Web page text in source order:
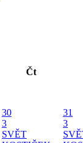
Čt
30
3
SVĚT
31
3